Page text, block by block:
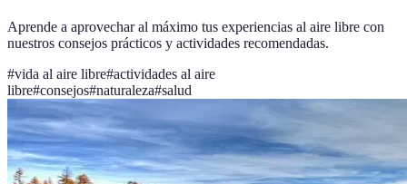
Aprende a aprovechar al máximo tus experiencias al aire libre con
nuestros consejos prácticos y actividades recomendadas.
#vida al aire libre#actividades al aire
libre#consejos#naturaleza#salud